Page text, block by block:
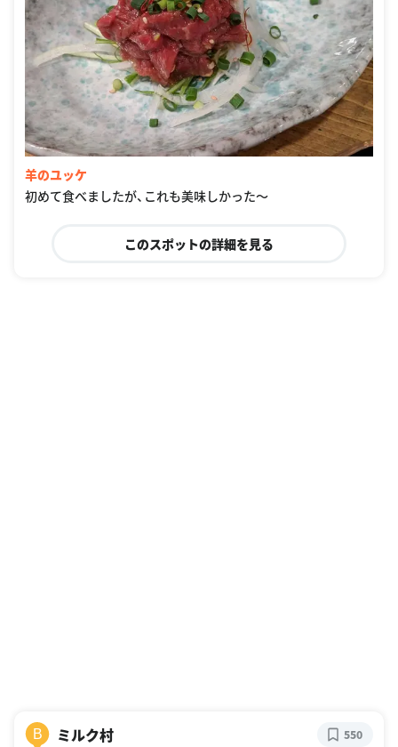
羊のユッケ
初めて食べましたが、これも美味しかった〜
このスポットの詳細を見る
B ミルク村 550